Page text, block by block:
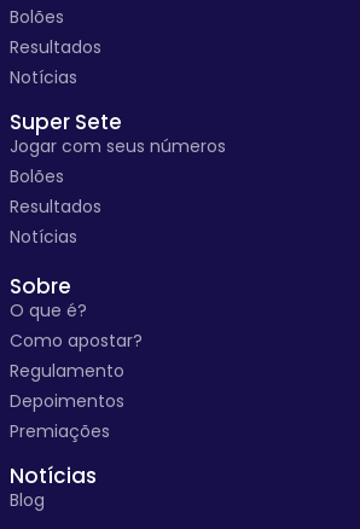
Bolões
Resultados
Notícias
Super Sete
Jogar com seus números
Bolões
Resultados
Notícias
Sobre
O que é?
Como apostar?
Regulamento
Depoimentos
Premiações
Notícias
Blog